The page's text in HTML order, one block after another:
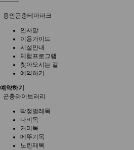
용인곤충테마파크
인사말
이용가이드
시설안내
체험프로그램
찾아오시는 길
예약하기
예약하기
곤충라이브러리
딱정벌레목
나비목
거미목
메뚜기목
노린재목